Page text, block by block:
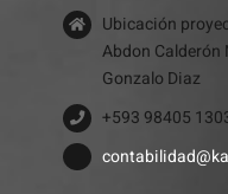
Ubicación
Abdon Calderón
Gonzalo Diaz
+593 98405